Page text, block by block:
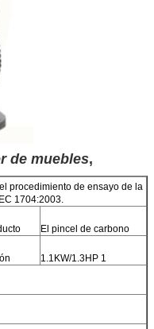
de muebles,
procedimiento de ensayo de la
1704:2003.
El pincel de carbono
1.1KW/1.3HP 1